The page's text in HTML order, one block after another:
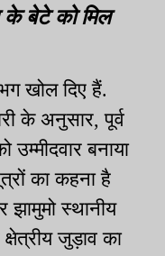
के बेटे को मिल
खोल दिए हैं.
के अनुसार, पूर्व
बनाया
का कहना है
झामुमो स्थानीय
जुड़ाव का